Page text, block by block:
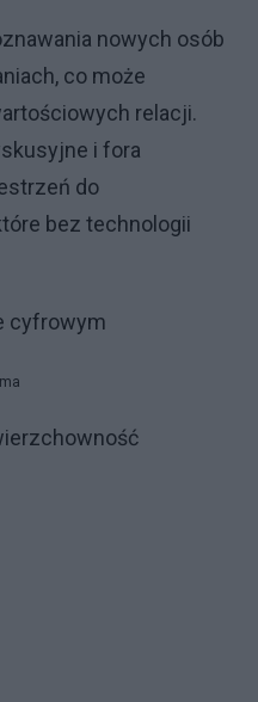
nowych osób
co może
relacji.
i fora
do
bez technologii
cyfrowym